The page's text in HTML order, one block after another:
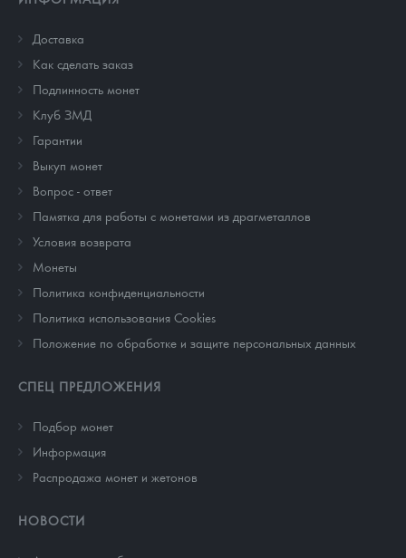
Доставка
Как сделать заказ
Подлинность монет
Клуб ЗМД
Гарантии
Выкуп монет
Вопрос - ответ
Памятка для работы с монетами из драгметаллов
Условия возврата
Монеты
Политика конфиденциальности
Политика использования Cookies
Положение по обработке и защите персональных данных
СПЕЦ ПРЕДЛОЖЕНИЯ
Подбор монет
Информация
Распродажа монет и жетонов
НОВОСТИ